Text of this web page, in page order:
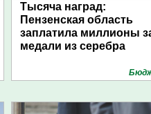
Тысяча наград:
Пензенская область
заплатила миллионы
медали из серебра